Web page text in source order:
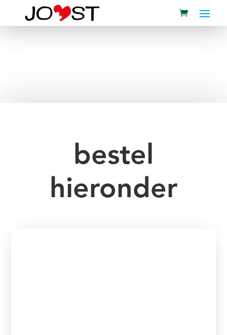
bestel
hieronder